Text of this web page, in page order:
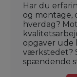
Har du
og montage,
hverdag?
opgaver ude
værkstedet?
spændende